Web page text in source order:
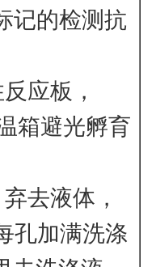
记的检测抗
应板，
箱避光孵育
去液体，
孔加满洗涤